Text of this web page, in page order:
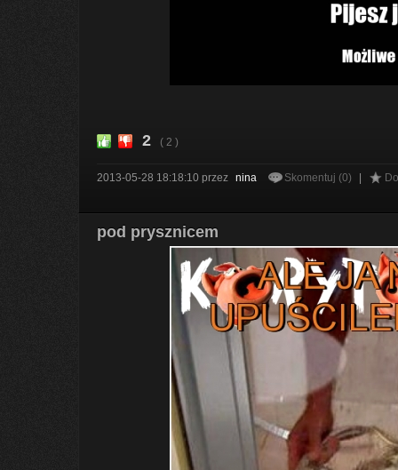
2 ( 2 )
2013-05-28 18:18:10 przez nina Skomentuj (0)
pod prysznicem